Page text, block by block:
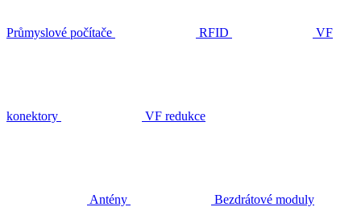
Průmyslové počítače RFID VF
konektory VF redukce
Antény Bezdrátové moduly